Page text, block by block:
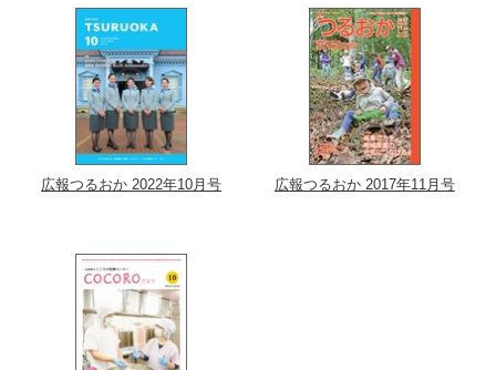
広報つるおか 2022年10月号 広報つるおか 2017年11月号